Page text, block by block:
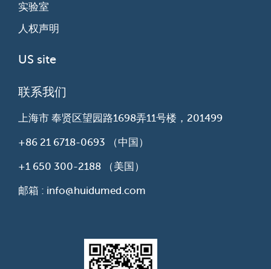
实验室
人权声明
US site
联系我们
上海市 奉贤区望园路1698弄11号楼，201499
+86 21 6718-0693 （中国）
+1 650 300-2188 （美国）
邮箱 : info@huidumed.com